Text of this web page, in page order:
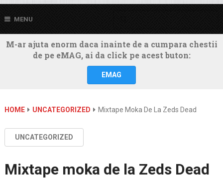
MENU
M-ar ajuta enorm daca inainte de a cumpara chestii
de pe eMAG, ai da click pe acest buton:
EMAG
HOME UNCATEGORIZED Mixtape Moka De La Zeds Dead
UNCATEGORIZED
Mixtape moka de la Zeds Dead